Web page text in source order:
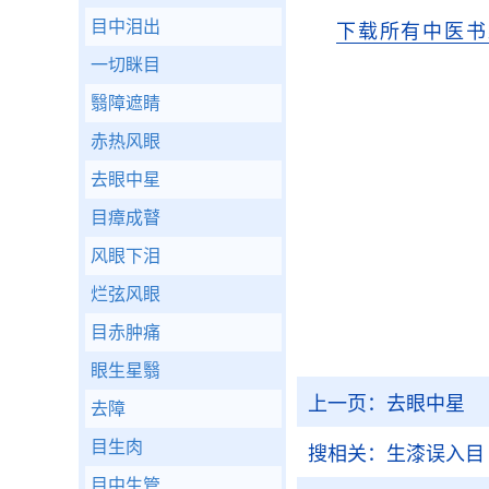
下载所有中医
上一页： 去眼中星
搜相关： 生漆误入目
目中泪出
一切眯目
翳障遮睛
赤热风眼
去眼中星
目瘴成瞽
风眼下泪
烂弦风眼
目赤肿痛
眼生星翳
去障
目生肉
目中生管